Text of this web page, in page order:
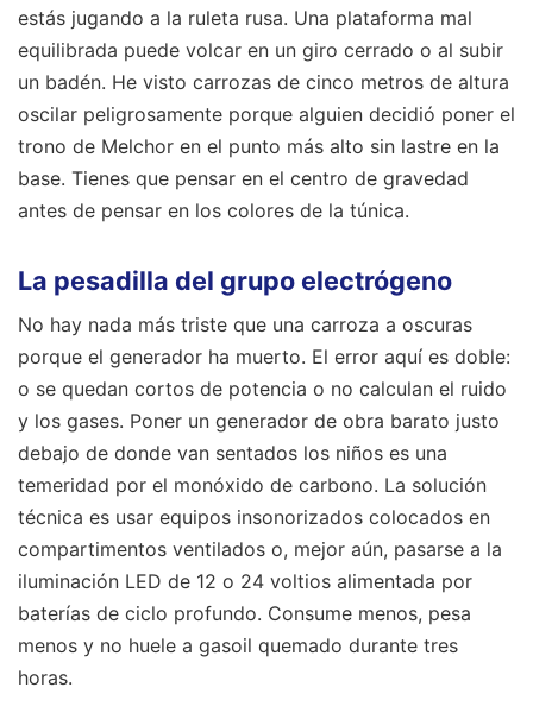
estás jugando a la ruleta rusa. Una plataforma mal
equilibrada puede volcar en un giro cerrado o al subir
un badén. He visto carrozas de cinco metros de altura
oscilar peligrosamente porque alguien decidió poner el
trono de Melchor en el punto más alto sin lastre en la
base. Tienes que pensar en el centro de gravedad
antes de pensar en los colores de la túnica.
La pesadilla del grupo electrógeno
No hay nada más triste que una carroza a oscuras
porque el generador ha muerto. El error aquí es doble:
o se quedan cortos de potencia o no calculan el ruido
y los gases. Poner un generador de obra barato justo
debajo de donde van sentados los niños es una
temeridad por el monóxido de carbono. La solución
técnica es usar equipos insonorizados colocados en
compartimentos ventilados o, mejor aún, pasarse a la
iluminación LED de 12 o 24 voltios alimentada por
baterías de ciclo profundo. Consume menos, pesa
menos y no huele a gasoil quemado durante tres
horas.